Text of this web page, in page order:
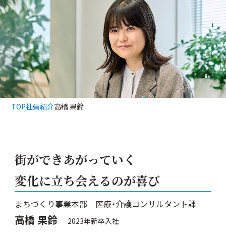
TOP社員紹介高橋 果鈴
街ができあがっていく
変化に立ち会えるのが喜び
まちづくり事業本部 医療・介護コンサルタント課
高橋 果鈴 2023年新卒入社